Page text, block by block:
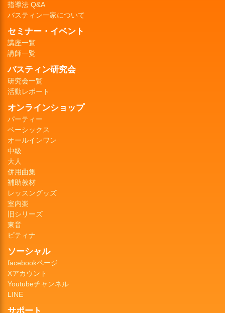
指導法 Q&A
バスティン一家について
セミナー・イベント
講座一覧
講師一覧
バスティン研究会
研究会一覧
活動レポート
オンラインショップ
パーティー
ベーシックス
オールインワン
中級
大人
併用曲集
補助教材
レッスングッズ
室内楽
旧シリーズ
東音
ピティナ
ソーシャル
facebookページ
Xアカウント
Youtubeチャンネル
LINE
サポート